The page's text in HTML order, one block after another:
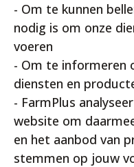
- Om te kunnen
nodig is om onze
voeren
- Om te informeren
diensten en
- FarmPlus
website om
en het aanbod van
stemmen op jouw